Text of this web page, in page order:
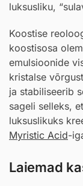
luksusliku,
Koostise
koostisosa
emulsioonide
kristalse
ja stabiliseerib
sageli selleks,
luksuslikuks
Myristic Acid-
Laiemad